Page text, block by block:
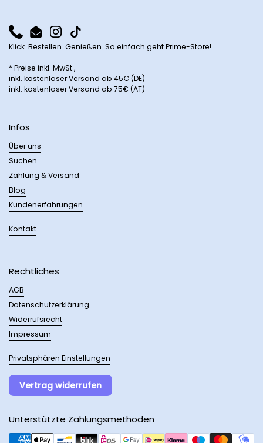
PhoneEmail Instagram
TikTok
Klick. Bestellen. Genießen. So einfach geht Prime-Store!
* Preise inkl. MwSt.,
inkl. kostenloser Versand ab 45€ (DE)
inkl. kostenloser Versand ab 75€ (AT)
Infos
Über uns
Suchen
Zahlung & Versand
Blog
Kundenerfahrungen
Kontakt
Rechtliches
AGB
Datenschutzerklärung
Widerrufsrecht
Impressum
Privatsphären Einstellungen
Vertrag widerrufen
Unterstützte Zahlungsmethoden